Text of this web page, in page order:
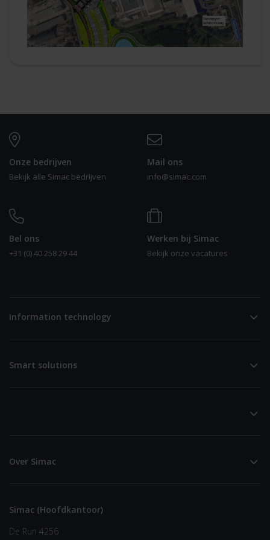
Onze bedrijven
Bekijk alle Simac bedrijven
Mail ons
info@simac.com
Bel ons
+31 (0) 40 258 29 44
Werken bij Simac
Bekijk onze vacatures
Information technology
Smart solutions
Over Simac
Simac (Hoofdkantoor)
De Run 4256